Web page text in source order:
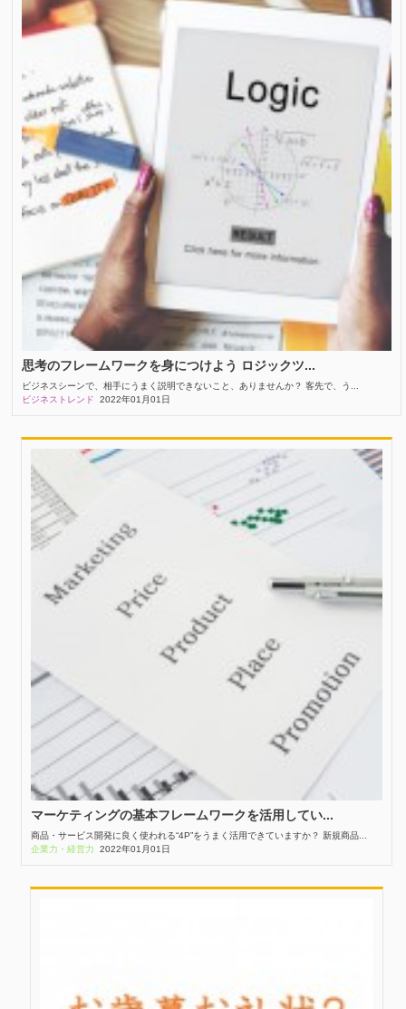
思考のフレームワークを身につけよう ロジックツ...
ビジネスシーンで、相手にうまく説明できないこと、ありませんか？ 客先で、う...
ビジネストレンド
2022年01月01日
マーケティングの基本フレームワークを活用してい...
商品・サービス開発に良く使われる“4P”をうまく活用できていますか？ 新規商品...
企業力・経営力
2022年01月01日